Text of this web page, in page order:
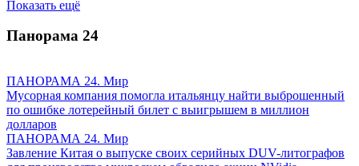
Показать ещё
Панорама 24
ПАНОРАМА 24. Мир
Мусорная компания помогла итальянцу найти выброшенный
по ошибке лотерейный билет с выигрышем в миллион
долларов
ПАНОРАМА 24. Мир
Завление Китая о выпуске своих серийных DUV-литографов